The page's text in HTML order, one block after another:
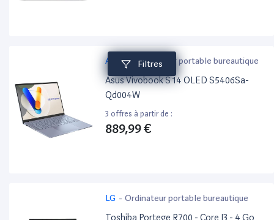
Filtres
ASUS- Ordinateur portable bureautique
Asus Vivobook S 14 OLED S5406Sa-
Qd004W
3 offres à partir de :
889,99 €
LG - Ordinateur portable bureautique
Toshiba Portege R700 - Core I3 - 4 Go